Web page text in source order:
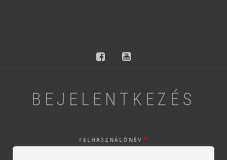
facebookyoutube
BEJELENTKEZÉS
FELHASZNÁLÓNÉV